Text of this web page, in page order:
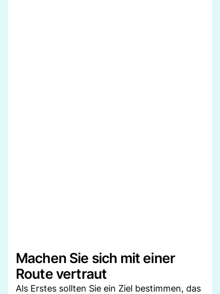
Machen Sie sich mit einer
Route vertraut
Als Erstes sollten Sie ein Ziel bestimmen, das